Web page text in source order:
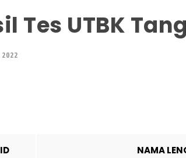
Tes UTBK
ID
NAMA